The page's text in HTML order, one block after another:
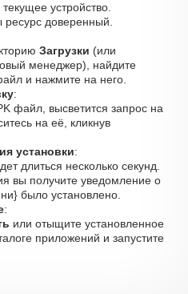
устройство.
ресурс доверенный.
Загрузки (или
менеджер), найдите
и нажмите на него.
:
файл, высветится запрос на
на её, кликнув
установки:
длиться несколько секунд.
вы получите уведомление о
было установлено.
:
или отыщите установленное
приложений и запустите